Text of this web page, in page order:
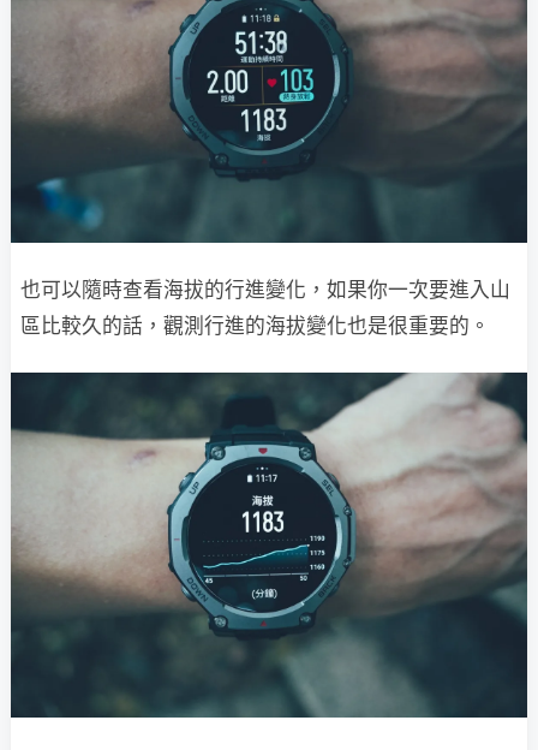
也可以隨時查看海拔的行進變化，如果你一次要進入山
區比較久的話，觀測行進的海拔變化也是很重要的。